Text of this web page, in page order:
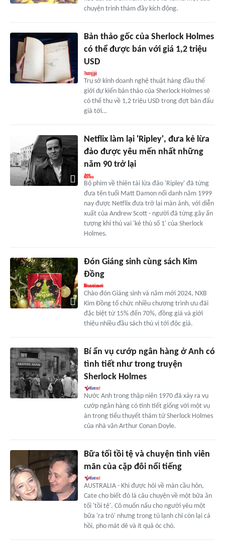
chuyện trinh thám đầy kích động.
Bản thảo gốc của Sherlock Holmes
có thể được bán với giá 1,2 triệu
USD
Trụ sở kinh doanh nghệ thuật hàng đầu thế
giới dự kiến bản thảo của Sherlock Holmes sẽ
có thể thu về 1,2 triệu USD trong đợt bán đấu
giá tới…
Netflix làm lại 'Ripley', đưa kẻ lừa
đảo được yêu mến nhất những
năm 90 trở lại
Bộ phim về thiên tài lừa đảo 'Ripley' đã từng
đưa tên tuổi Matt Damon nổi danh năm 1999
nay được Netflix đưa trở lại màn ảnh, với diễn
xuất của Andrew Scott - người đã từng gây ấn
tượng khi thủ vai 'kẻ thù số 1' của Sherlock
Holmes.
Đón Giáng sinh cùng sách Kim
Đồng
Chào đón Giáng sinh và năm mới 2024, NXB
Kim Đồng tổ chức nhiều chương trình ưu đãi
đặc biệt từ 15% đến 70%, đồng giá và giới
thiệu nhiều đầu sách thú vị tới độc giả.
Bí ẩn vụ cướp ngân hàng ở Anh có
tình tiết như trong truyện
Sherlock Holmes
Nước Anh trong thập niên 1970 đã xảy ra vụ
cướp ngân hàng có tình tiết giống với một vụ
án trong tiểu thuyết thám tử Sherlock Holmes
của nhà văn Arthur Conan Doyle.
Bữa tối tồi tệ và chuyện tình viên
mãn của cặp đôi nổi tiếng
AUSTRALIA - Khi được hỏi về màn cầu hôn,
Cate cho biết đó là câu chuyện về một bữa ăn
tối 'tồi tệ'. Cô muốn nấu cho người yêu một
bữa 'ra trò' nhưng trong tủ lạnh chỉ còn lại cá
hồi, pho mát dê và ít quả óc chó.